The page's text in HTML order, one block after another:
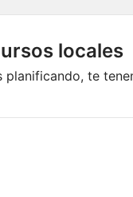
locales
te